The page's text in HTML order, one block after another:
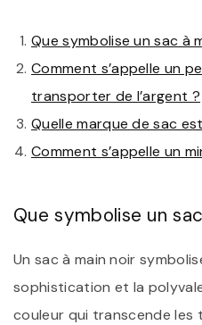
Que symbolise un sac à
Comment s’appelle un
transporter de l’argent ?
Quelle marque de sac
Comment s’appelle un
Que symbolise un
Un sac à main noir
sophistication et la
couleur qui transcende les